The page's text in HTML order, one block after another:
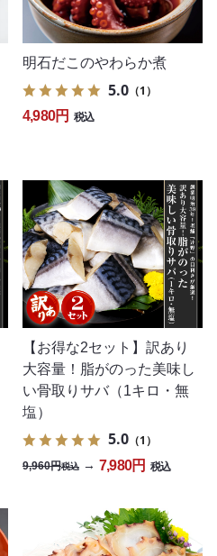
明石だこのやわらか煮
5.0 （1）
4,980円 税込
【お得な2セット】訳あり
大容量！脂がのった美味し
い骨取りサバ（1キロ・無
塩）
5.0 （1）
9,960円税込 → 7,980円 税込